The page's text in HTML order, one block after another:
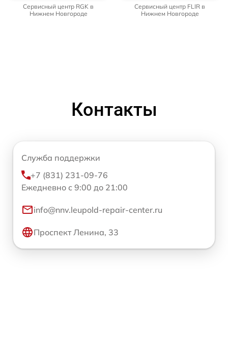
Сервисный центр RGK в
Нижнем Новгороде
Сервисный центр FLIR в
Нижнем Новгороде
Контакты
Служба поддержки
+7 (831) 231-09-76
Ежедневно с 9:00 до 21:00
info@nnv.leupold-repair-center.ru
Проспект Ленина, 33